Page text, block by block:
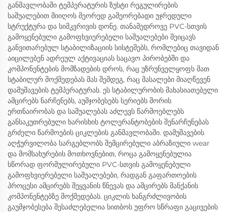
განმავლობაში ტემპერატურის ზუსტი რეგულირების
საშუალებით მიიღოს მეორედ გამეორებადი უჯრედული
სტრუქტურა და სიმკვრივის დონე. თანამედროვე PVC-სთვის
გამოყენებული გამოფხვიერებელი საშუალებები შეიცავს
განვითარებულ სტაბილიზაციის სისტემებს, რომლებიც თავიდან
აიცილებენ ადრეულ აქტივაციას საცავო პირობებში და
კომპონენტების მომზადების დროს, რაც უზრუნველყოფს მათ
სტაბილურ მოქმედებას მას შემდეგ, რაც მასალები მიაღწევენ
დამუშავების ტემპერატურას. ეს სტაბილურობის მახასიათებელი
ამცირებს ნარჩენებს, აუმჯობესებს სერიებს შორის
ერთნაირობას და საშუალებას აძლევს წარმოებლებს
განსაკუთრებული ხარისხის ტოლერანტობების შენარჩუნებას
გრძელი წარმოების ციკლების განმავლობაში. დამუშავების
აღჭურვილობა სარგებლობს შემცირებული აბრაზიული wear
და მომსახურების მოთხოვნებით, როცა გამოყენებულია
სწორად ფორმულირებული PVC-სთვის გამოყენებული
გამოფხვიერებელი საშუალებები, რადგან გაფართოების
პროცესი ამცირებს შეყვანის წნევას და ამცირებს მანქანის
კომპონენტებზე მოქმედებას. ციკლის ხანგრძლივობის
გაუმჯობესება შესაძლებელია სითბოს უფრო სწრაფი გაცივების